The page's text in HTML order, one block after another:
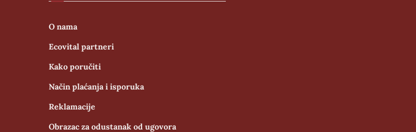
O nama
Ecovital partneri
Kako poručiti
Način plaćanja i isporuka
Reklamacije
Obrazac za odustanak od ugovora